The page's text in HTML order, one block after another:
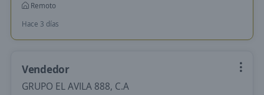
Remoto
Hace 3 días
Vendedor
GRUPO EL AVILA 888, C.A